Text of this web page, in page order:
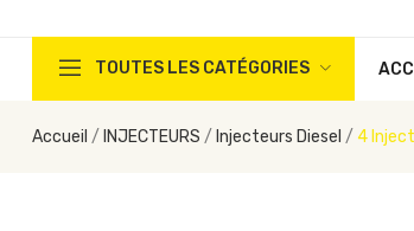
TOUTES LES CATÉGORIES
Accueil INJECTEURS Injecteurs Diesel 4